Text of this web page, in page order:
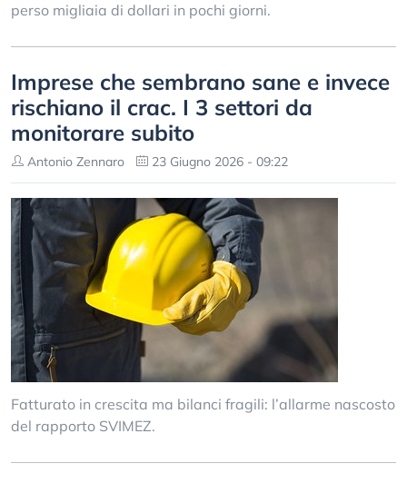
perso migliaia di dollari in pochi giorni.
Imprese che sembrano sane e invece
rischiano il crac. I 3 settori da
monitorare subito
Antonio Zennaro 23 Giugno 2026 - 09:22
Fatturato in crescita ma bilanci fragili: l’allarme nascosto
del rapporto SVIMEZ.